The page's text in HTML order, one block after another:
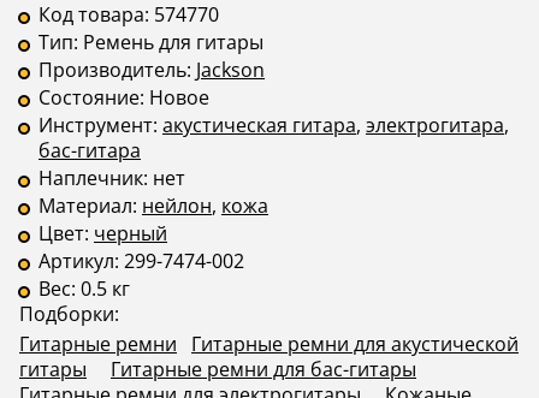
Код товара: 574770
Тип: Ремень для гитары
Производитель: Jackson
Состояние: Новое
Инструмент: акустическая гитара, электрогитара,
бас-гитара
Наплечник: нет
Материал: нейлон, кожа
Цвет: черный
Артикул: 299-7474-002
Вес: 0.5 кг
Подборки:
Гитарные ремни
Гитарные ремни для акустической
гитары
Гитарные ремни для бас-гитары